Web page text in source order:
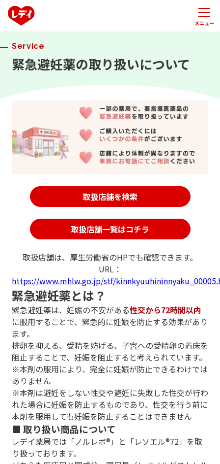
メニュー
Service
緊急避妊薬の取り扱いについて
取扱店舗を検索
取扱店舗一覧はコチラ
取扱店舗は、厚生労働省のHPでも確認できます。
URL：
https://www.mhlw.go.jp/stf/
緊急避妊薬とは？
緊急避妊薬は、妊娠の不安がある性交から72時間以内
に服用することで、緊急的に妊娠を防止する効果があり
ます。
排卵を抑える、受精を妨げる、子宮への受精卵の着床を
阻止することで、妊娠を阻止すると考えられています。
※本剤の服用により、完全に妊娠が防止できるわけでは
ありません
※本剤は避妊をしない性交や避妊に失敗した性交が行わ
れた場合に妊娠を防止するものであり、性交を行う前に
本剤を服用しても妊娠を防止することはできません
■ 取り扱い商品について
レデイ薬局では「ノルレボ®」と「レソエル®72」を取
り扱っております。